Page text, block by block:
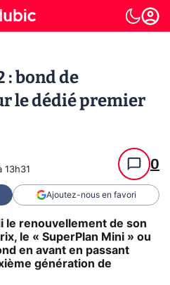
: bond de
le dédié premier
13h31 0
Ajoutez-nous en favori
le renouvellement de son
le « SuperPlan Mini » ou
en avant en passant
génération de